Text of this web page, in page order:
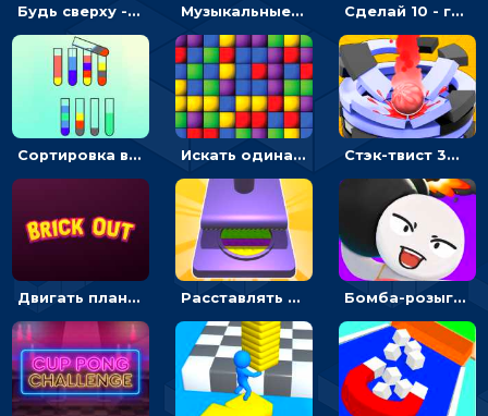
Будь сверху - борись с другом и выигрывай Музыкальные инструменты для детей: выбирай и создавай музыку Сделай 10 - головоломка на сложение
Сортировка воды: разлей жидкость в пробирки по цветам Искать одинаковые блоки и убирать их - головоломка на внимание Стэк-твист 3D: тапай по шарику, чтобы разбивать платформы
Двигать планку и бить шариком по цветным блокам - гиперказуальная Расставлять резиновые кубики, чтобы делать поп-ит - гиперказуальные Бомба-розыгрыш: передавай и беги – 3D гиперказуалка